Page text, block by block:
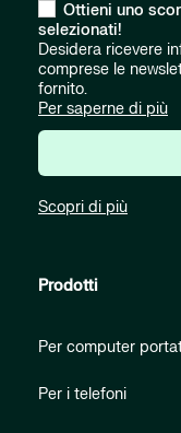
Ottieni uno
selezionati!
Desidera ricevere
comprese le
fornito.
Per saperne di più
Scopri di più
Prodotti
Per computer
Per i telefoni